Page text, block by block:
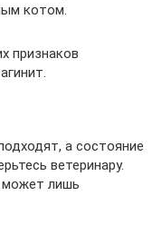
котом.
признаков
а состояние
ветеринару.
может лишь